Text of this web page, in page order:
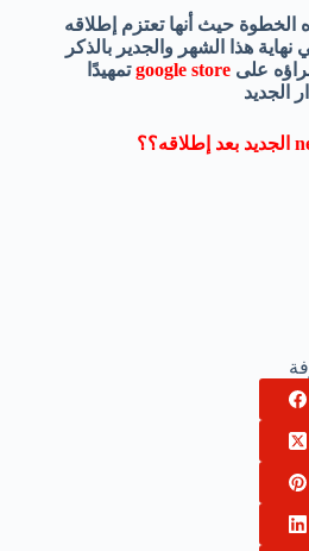
حيث أنها تعتزم إطلاقه
هذا الشهر والجدير بالذكر
علىgoogle storeتمهيدًا
الجديد